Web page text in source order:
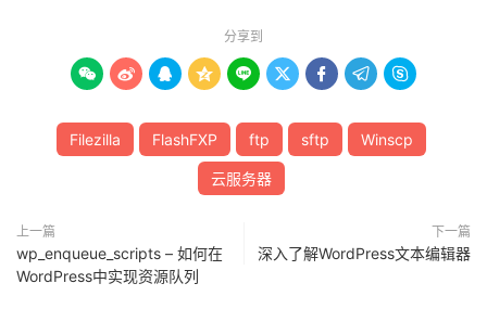
分享到
        
Filezilla FlashFXP ftp sftp Winscp
云服务器
上一篇
wp_enqueue_scripts – 如何在
WordPress中实现资源队列
下一篇
深入了解WordPress文本编辑器